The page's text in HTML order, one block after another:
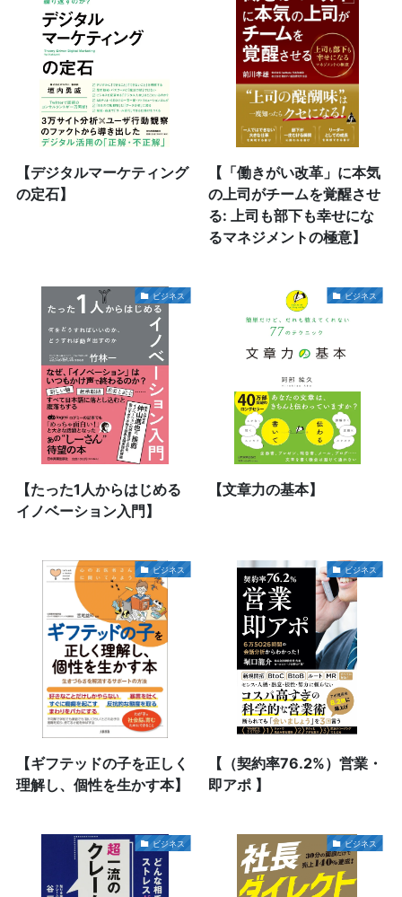
【デジタルマーケティング
の定石】
【「働きがい改革」に本気
の上司がチームを覚醒させ
る: 上司も部下も幸せにな
るマネジメントの極意】
ビジネス
【たった1人からはじめる
イノベーション入門】
ビジネス
【文章力の基本】
ビジネス
【ギフテッドの子を正しく
理解し、個性を生かす本】
ビジネス
【（契約率76.2%）営業・
即アポ 】
ビジネス ビジネス